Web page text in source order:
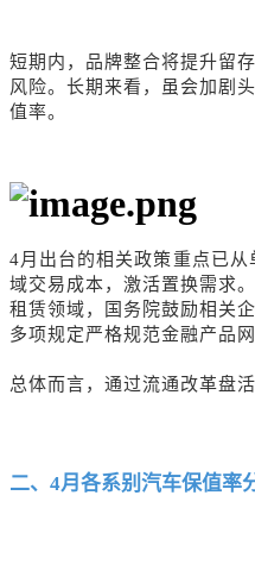
短期内，品牌整合将提升留
风险。长期来看，虽会加剧
值率。
4月出台的相关政策重点已
域交易成本，激活置换需求
租赁领域，国务院鼓励相关
多项规定严格规范金融产品
总体而言，通过流通改革盘
二、 4月各系别汽车保值率